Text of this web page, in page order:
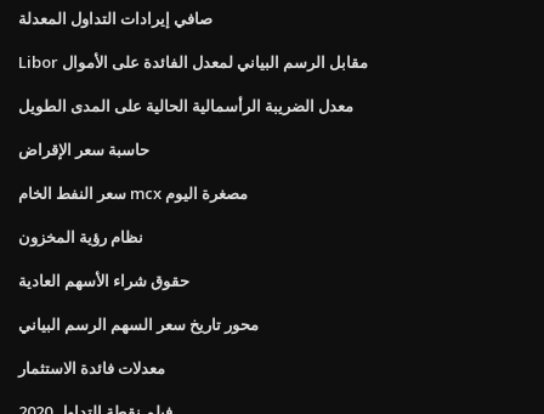
صافي إيرادات التداول المعدلة
Libor مقابل الرسم البياني لمعدل الفائدة على الأموال
معدل الضريبة الرأسمالية الحالية على المدى الطويل
حاسبة سعر الإقراض
سعر النفط الخام mcx مصغرة اليوم
نظام رؤية المخزون
حقوق شراء الأسهم العادية
محور تاريخ سعر السهم الرسم البياني
معدلات فائدة الاستثمار